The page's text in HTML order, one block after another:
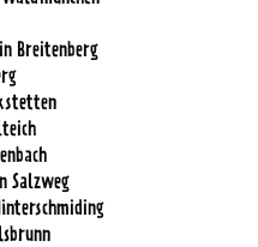
Breitenberg
Salzweg